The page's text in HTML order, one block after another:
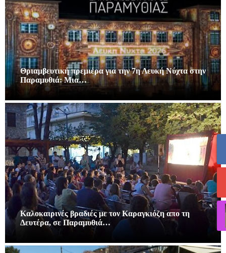
Θριαμβευτική πρεμιέρα για την 7η Λευκή Νύχτα στην
Παραμυθιά: Μια…
Καλοκαιρινές βραδιές με τον Καραγκιόζη απο τη
Δευτέρα, σε Παραμυθιά…